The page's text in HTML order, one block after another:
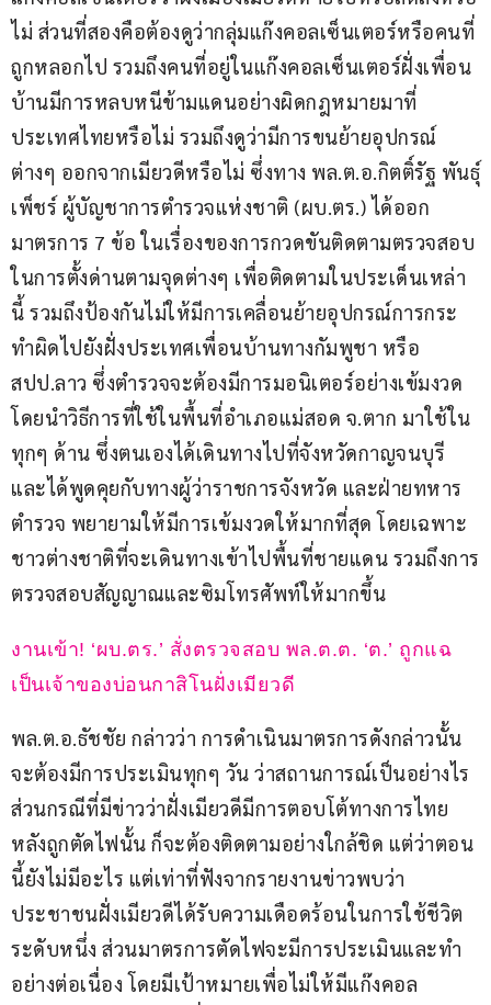
ไม่ ส่วนที่สองคือต้องดูว่ากลุ่มแก๊งคอลเซ็นเตอร์หรือคนที่
ถูกหลอกไป รวมถึงคนที่อยู่ในแก๊งคอลเซ็นเตอร์ฝั่งเพื่อน
บ้านมีการหลบหนีข้ามแดนอย่างผิดกฎหมายมาที่
ประเทศไทยหรือไม่ รวมถึงดูว่ามีการขนย้ายอุปกรณ์
ต่างๆ ออกจากเมียวดีหรือไม่ ซึ่งทาง พล.ต.อ.กิตติ์รัฐ พันธุ์
เพ็ชร์ ผู้บัญชาการตำรวจแห่งชาติ (ผบ.ตร.) ได้ออก
มาตรการ 7 ข้อ ในเรื่องของการกวดขันติดตามตรวจสอบ
ในการตั้งด่านตามจุดต่างๆ เพื่อติดตามในประเด็นเหล่า
นี้ รวมถึงป้องกันไม่ให้มีการเคลื่อนย้ายอุปกรณ์การกระ
ทำผิดไปยังฝั่งประเทศเพื่อนบ้านทางกัมพูชา หรือ
สปป.ลาว ซึ่งตำรวจจะต้องมีการมอนิเตอร์อย่างเข้มงวด
โดยนำวิธีการที่ใช้ในพื้นที่อำเภอแม่สอด จ.ตาก มาใช้ใน
ทุกๆ ด้าน ซึ่งตนเองได้เดินทางไปที่จังหวัดกาญจนบุรี
และได้พูดคุยกับทางผู้ว่าราชการจังหวัด และฝ่ายทหาร
ตำรวจ พยายามให้มีการเข้มงวดให้มากที่สุด โดยเฉพาะ
ชาวต่างชาติที่จะเดินทางเข้าไปพื้นที่ชายแดน รวมถึงการ
ตรวจสอบสัญญาณและซิมโทรศัพท์ให้มากขึ้น
งานเข้า! ‘ผบ.ตร.’ สั่งตรวจสอบ พล.ต.ต. ‘ต.’ ถูกแฉ
เป็นเจ้าของบ่อนกาสิโนฝั่งเมียวดี
พล.ต.อ.ธัชชัย กล่าวว่า การดำเนินมาตรการดังกล่าวนั้น
จะต้องมีการประเมินทุกๆ วัน ว่าสถานการณ์เป็นอย่างไร
ส่วนกรณีที่มีข่าวว่าฝั่งเมียวดีมีการตอบโต้ทางการไทย
หลังถูกตัดไฟนั้น ก็จะต้องติดตามอย่างใกล้ชิด แต่ว่าตอน
นี้ยังไม่มีอะไร แต่เท่าที่ฟังจากรายงานข่าวพบว่า
ประชาชนฝั่งเมียวดีได้รับความเดือดร้อนในการใช้ชีวิต
ระดับหนึ่ง ส่วนมาตรการตัดไฟจะมีการประเมินและทำ
อย่างต่อเนื่อง โดยมีเป้าหมายเพื่อไม่ให้มีแก๊งคอล